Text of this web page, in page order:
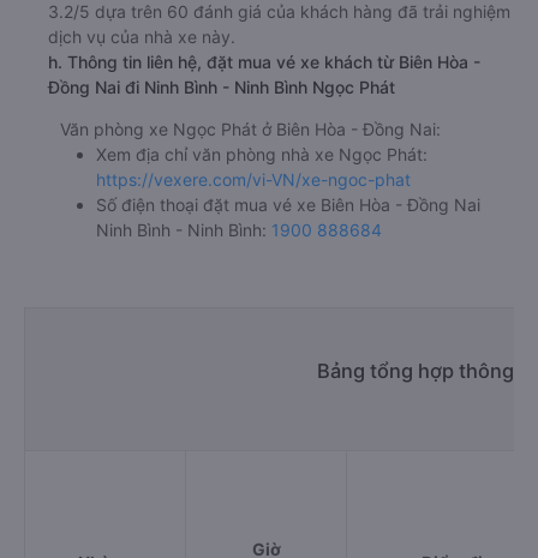
3.2/5 dựa trên 60 đánh giá của khách hàng đã trải nghiệm
dịch vụ của nhà xe này.
h. Thông tin liên hệ, đặt mua vé xe khách từ Biên Hòa -
Đồng Nai đi Ninh Bình - Ninh Bình Ngọc Phát
Văn phòng xe Ngọc Phát ở Biên Hòa - Đồng Nai:
Xem địa chỉ văn phòng nhà xe Ngọc Phát:
https://vexere.com/vi-VN/xe-ngoc-phat
Số điện thoại đặt mua vé xe Biên Hòa - Đồng Nai
Ninh Bình - Ninh Bình: 1900 888684
Bảng tổng hợp thông
Giờ